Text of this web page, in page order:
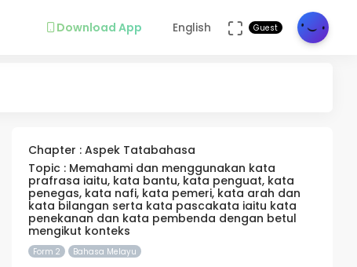
Download App English Guest
Chapter : Aspek Tatabahasa
Topic : Memahami dan menggunakan kata
prafrasa iaitu, kata bantu, kata penguat, kata
penegas, kata nafi, kata pemeri, kata arah dan
kata bilangan serta kata pascakata iaitu kata
penekanan dan kata pembenda dengan betul
mengikut konteks
Form 2 Bahasa Melayu